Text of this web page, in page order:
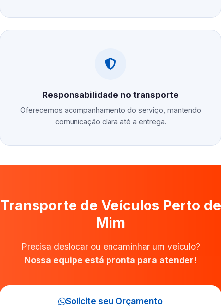
Responsabilidade no transporte
Oferecemos acompanhamento do serviço, mantendo
comunicação clara até a entrega.
Transporte de Veículos Perto de
Mim
Precisa deslocar ou encaminhar um veículo?
Nossa equipe está pronta para atender!
Solicite seu Orçamento